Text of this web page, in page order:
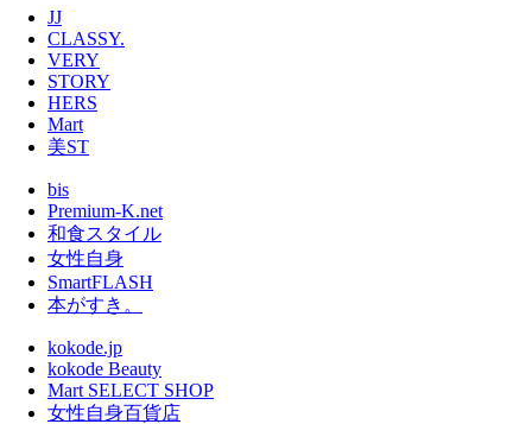
JJ
CLASSY.
VERY
STORY
HERS
Mart
美ST
bis
Premium-K.net
和食スタイル
女性自身
SmartFLASH
本がすき。
kokode.jp
kokode Beauty
Mart SELECT SHOP
女性自身百貨店